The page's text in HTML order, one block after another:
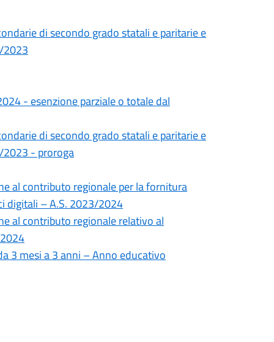
di secondo grado statali e paritarie e
2023
- esenzione parziale o totale dal
di secondo grado statali e paritarie e
- proroga
al contributo regionale per la fornitura
digitali – A.S. 2023/2024
al contributo regionale relativo al
3 mesi a 3 anni – Anno educativo